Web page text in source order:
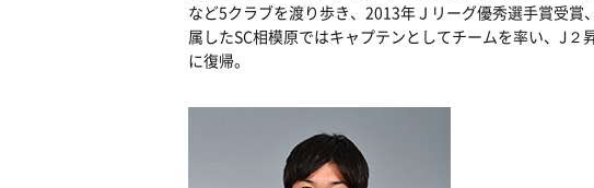
など5クラブを渡り歩き、2013年Ｊリーグ優秀選手賞受
属したSC相模原ではキャプテンとしてチームを率い、J
に復帰。